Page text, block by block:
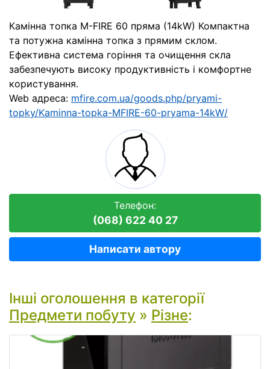
Камінна топка M-FIRE 60 пряма (14kW) Компактна
та потужна камінна топка з прямим склом.
Ефективна система горіння та очищення скла
забезпечують високу продуктивність і комфортне
користування.
Web адреса: mfire.com.ua/goods.php/pryami-
topky/Kaminna-topka-MFIRE-60-pryama-14kW/
Телефон:
(068) 622 40 27
Написати автору
Інші оголошення в категорії
Предмети побуту » Різне: